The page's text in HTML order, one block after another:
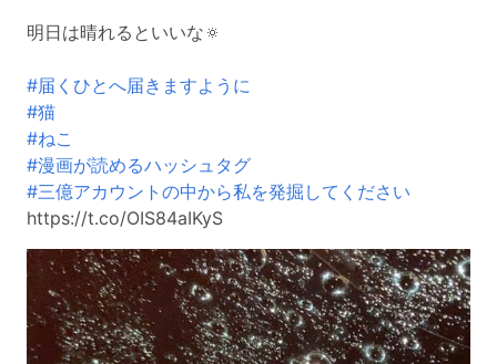
明日は晴れるといいな🔅
#届くひとへ届きますように
#猫
#ねこ
#漫画が読めるハッシュタグ
#三億アカウントの中から私を発掘してください
https://t.co/OIS84aIKyS